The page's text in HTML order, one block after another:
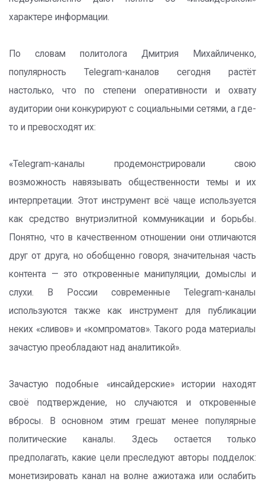
характере информации.
По словам политолога Дмитрия Михайличенко,
популярность Telegram-каналов сегодня растёт
настолько, что по степени оперативности и охвату
аудитории они конкурируют с социальными сетями, а где-
то и превосходят их:
«Telegram-каналы продемонстрировали свою
возможность навязывать общественности темы и их
интерпретации. Этот инструмент всё чаще используется
как средство внутриэлитной коммуникации и борьбы.
Понятно, что в качественном отношении они отличаются
друг от друга, но обобщенно говоря, значительная часть
контента — это откровенные манипуляции, домыслы и
слухи. В России современные Telegram-каналы
используются также как инструмент для публикации
неких «сливов» и «компроматов». Такого рода материалы
зачастую преобладают над аналитикой».
Зачастую подобные «инсайдерские» истории находят
своё подтверждение, но случаются и откровенные
вбросы. В основном этим грешат менее популярные
политические каналы. Здесь остается только
предполагать, какие цели преследуют авторы подделок:
монетизировать канал на волне ажиотажа или ослабить